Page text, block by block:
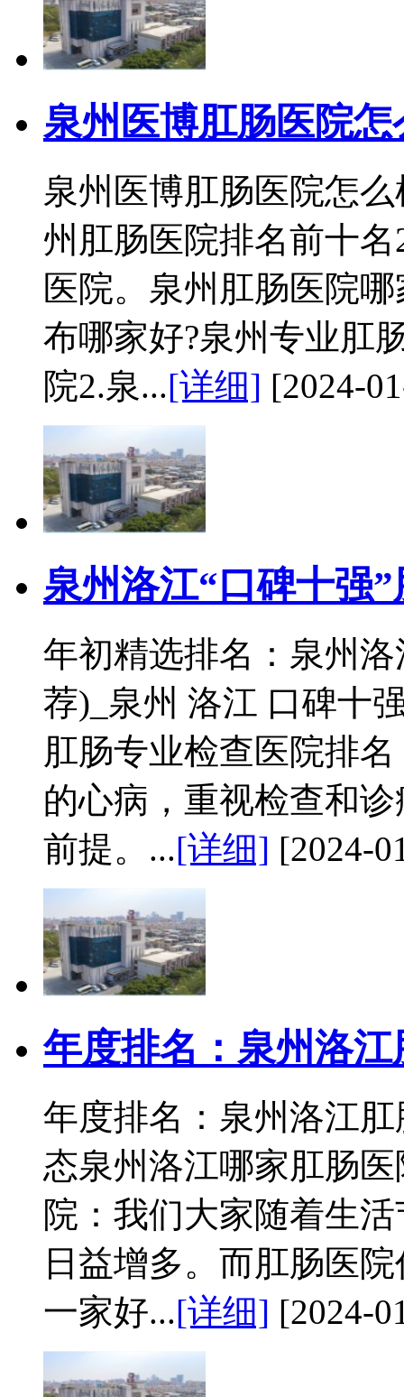
泉州医博肛肠医院
泉州医博肛肠医院怎
州肛肠医院排名前十
医院。泉州肛肠医院
布哪家好?泉州专业肛
院2.泉...[详细] [2024-
泉州洛江“口碑十强
年初精选排名：泉州
荐)_泉州 洛江 口碑十
肛肠专业检查医院排
的心病，重视检查和
前提。...[详细] [2024-
年度排名：泉州洛
年度排名：泉州洛江
态泉州洛江哪家肛肠
院：我们大家随着生
日益增多。而肛肠医
一家好...[详细] [2024-